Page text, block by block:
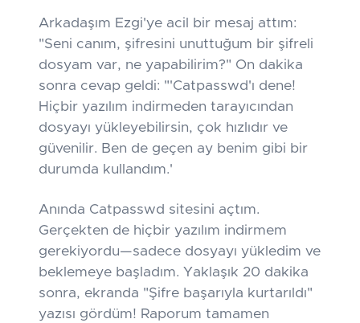
Arkadaşım Ezgi'ye acil bir mesaj attım:
"Seni canım, şifresini unuttuğum bir şifreli
dosyam var, ne yapabilirim?" On dakika
sonra cevap geldi: "'Catpasswd'ı dene!
Hiçbir yazılım indirmeden tarayıcından
dosyayı yükleyebilirsin, çok hızlıdır ve
güvenilir. Ben de geçen ay benim gibi bir
durumda kullandım.'
Anında Catpasswd sitesini açtım.
Gerçekten de hiçbir yazılım indirmem
gerekiyordu—sadece dosyayı yükledim ve
beklemeye başladım. Yaklaşık 20 dakika
sonra, ekranda "Şifre başarıyla kurtarıldı"
yazısı gördüm! Raporum tamamen